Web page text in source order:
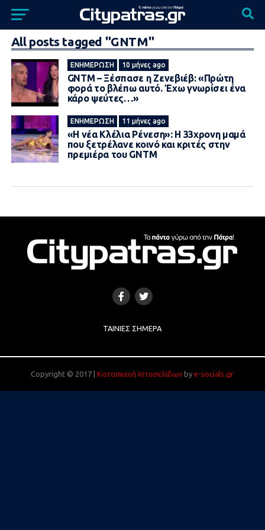
All posts tagged "GNTM"
ΕΝΗΜΈΡΩΣΗ 10 μήνες ago
GNTM – Ξέσπασε η Ζενεβιέβ: «Πρώτη
φορά το βλέπω αυτό. Έχω γνωρίσει ένα
κάρο ψεύτες…»
ΕΝΗΜΈΡΩΣΗ 11 μήνες ago
«Η νέα Κλέλια Ρένεση»: Η 33χρονη μαμά
που ξετρέλανε κοινό και κριτές στην
πρεμιέρα του GNTM
ΤΑΙΝΊΕΣ ΣΉΜΕΡΑ
Copyright © 2017 |Κατασκευή Ιστοσελίδων bye-socials.gr